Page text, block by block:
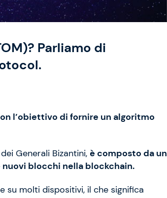
Parliamo di
l’obiettivo di fornire un algoritmo
Generali Bizantini, è composto da un
blocchi nella blockchain.
su molti dispositivi, il che significa